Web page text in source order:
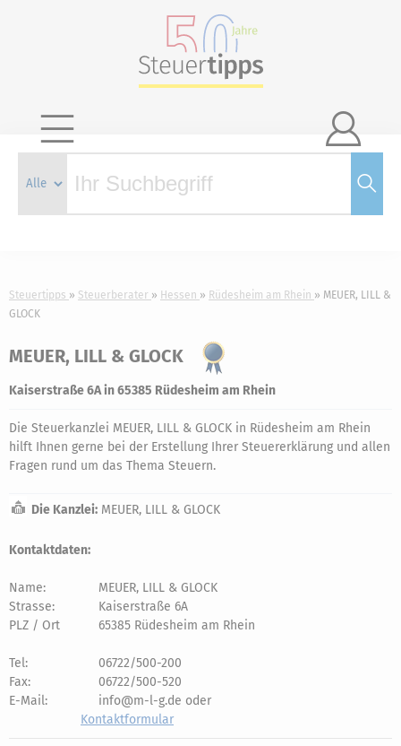

Steuertipps Steuerberater Hessen Rüdesheim am Rhein
MEUER, LILL &
GLOCK
MEUER, LILL & GLOCK
Kaiserstraße 6A in 65385 Rüdesheim am Rhein
Die Steuerkanzlei MEUER, LILL & GLOCK in Rüdesheim am Rhein
hilft Ihnen gerne bei der Erstellung Ihrer Steuererklärung und allen
Fragen rund um das Thema Steuern.
Die Kanzlei: MEUER, LILL & GLOCK
Kontaktdaten:
Name:
MEUER, LILL & GLOCK
Strasse:
Kaiserstraße 6A
PLZ / Ort
65385 Rüdesheim am Rhein
Tel:
06722/500-200
Fax:
06722/500-520
E-Mail:
info@m-l-g.de oder
Kontaktformular